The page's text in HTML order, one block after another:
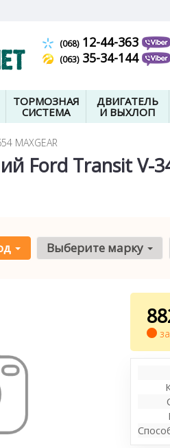
(068)12-44-363
(063)35-34-144
ТОРМОЗНАЯ
СИСТЕМА
ДВИГАТЕЛЬ
И ВЫХЛОП
MAXGEAR
Ford Transit V-
Выберите марку